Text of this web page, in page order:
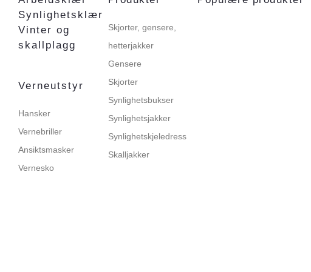
Synlighetsklær
Vinter og
skallplagg
Verneutstyr
Hansker
Vernebriller
Ansiktsmasker
Vernesko
Skjorter, gensere,
hetterjakker
Gensere
Skjorter
Synlighetsbukser
Synlighetsjakker
Synlighetskjeledress
Skalljakker